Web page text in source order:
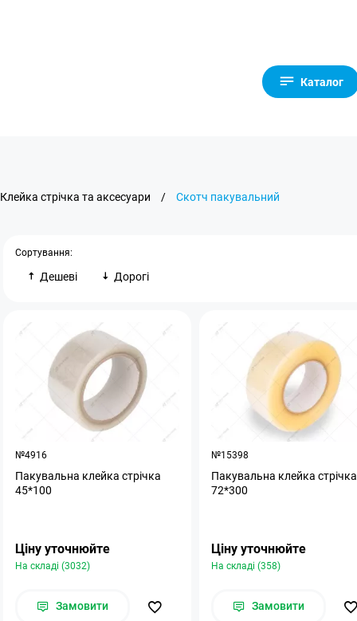
Каталог
Клейка стрічка та аксесуари / Скотч пакувальний
Сортування:
Дешеві Дорогі
№4916
Пакувальна клейка стрічка
45*100
Ціну уточнюйте
На складі (3032)
Замовити
№15398
Пакувальна клейка стрічка
72*300
Ціну уточнюйте
На складі (358)
Замовити